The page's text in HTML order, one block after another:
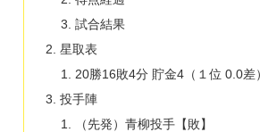
試合結果
星取表
20勝16敗4分 貯金4（１位 0.0差
投手陣
（先発）青柳投手【敗】